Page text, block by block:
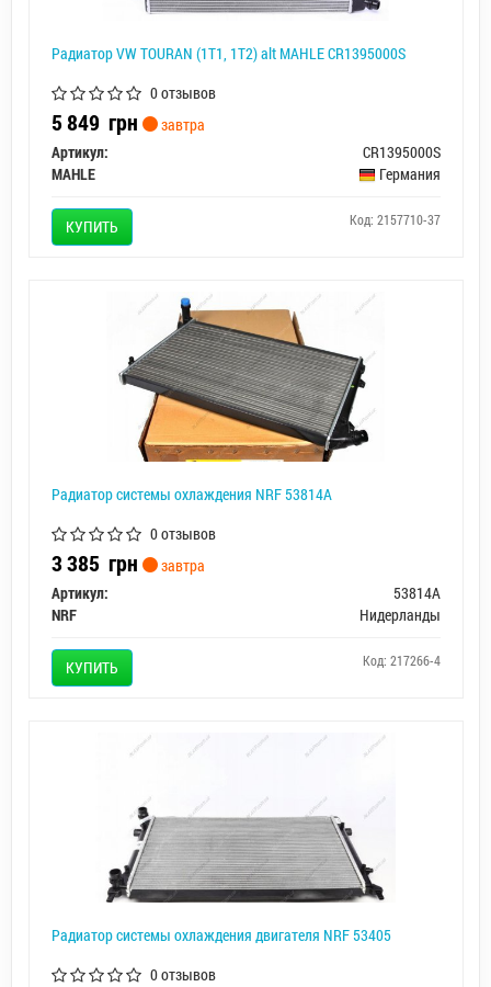
Радиатор VW TOURAN (1T1, 1T2) alt MAHLE CR1395000S
0 отзывов
5 849 грн
завтра
Артикул:
CR1395000S
MAHLE
Германия
КУПИТЬ Код: 2157710-37
Радиатор системы охлаждения NRF 53814A
0 отзывов
3 385 грн
завтра
Артикул:
53814A
NRF
Нидерланды
КУПИТЬ Код: 217266-4
Радиатор системы охлаждения двигателя NRF 53405
0 отзывов